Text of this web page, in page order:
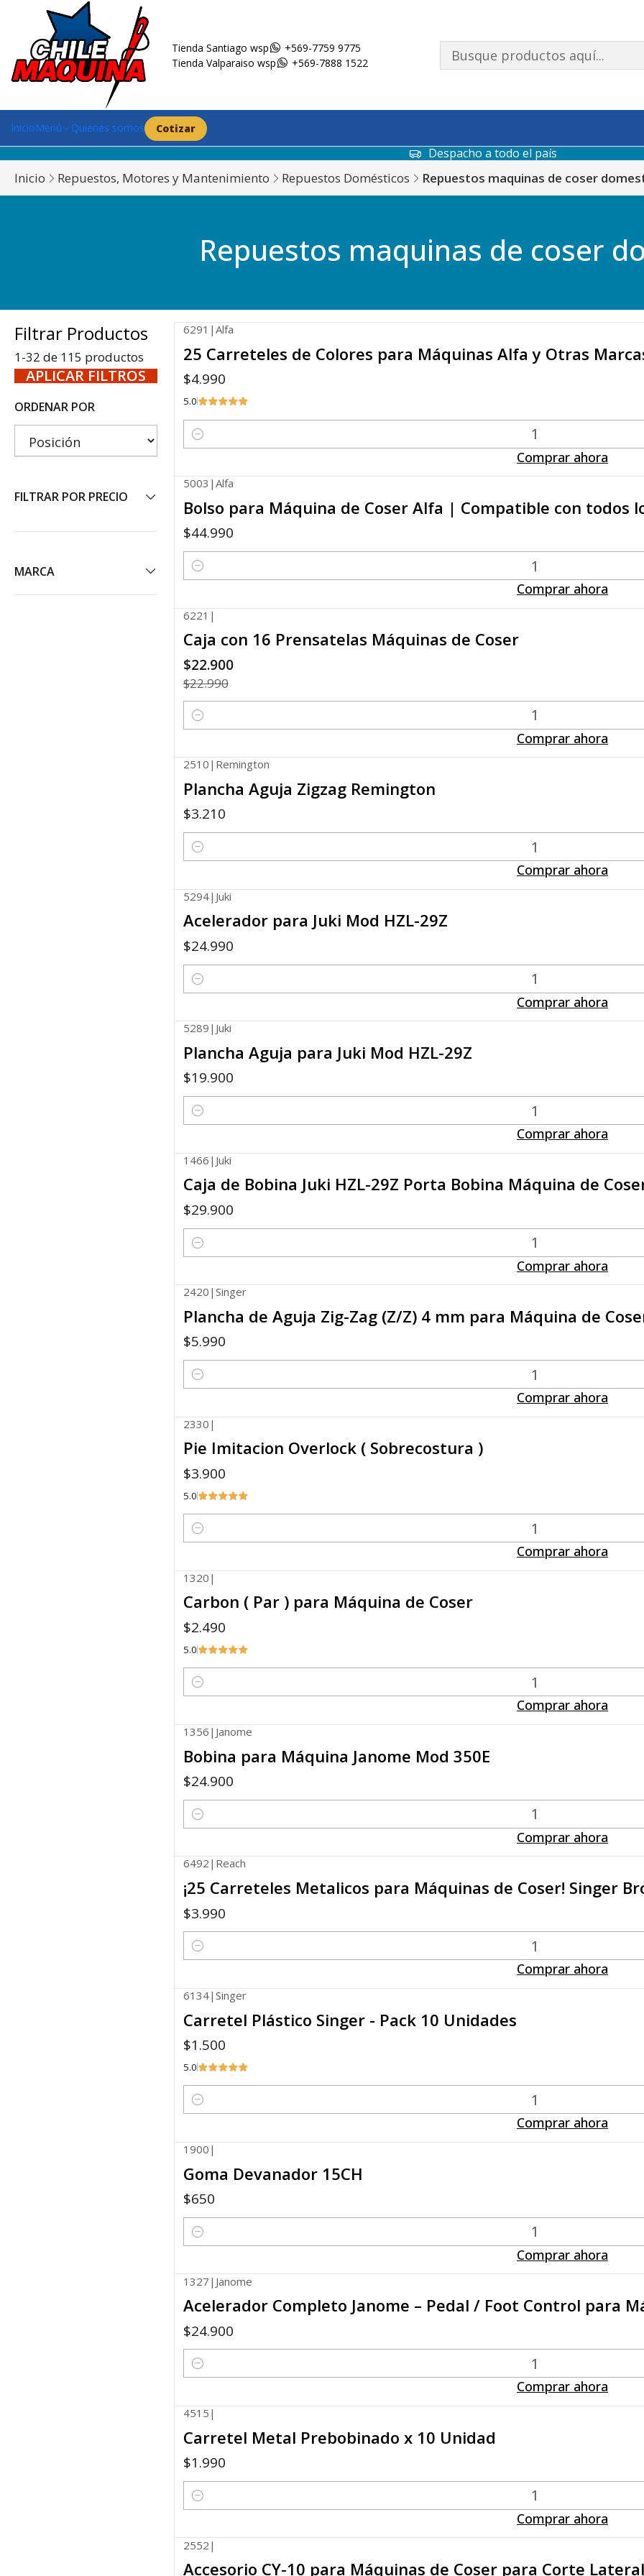
Tienda Santiago wsp
+569-7759 9775
Tienda Valparaiso wsp
+569-7888 1522
InicioMenú Quienes somos Cotizar
Despacho a todo el país
Inicio Repuestos, Motores y Mantenimiento Repuestos Domésticos Repuestos maquinas de coser
Repuestos maquinas de coser
Filtrar Productos
1-32 de 115 productos
APLICAR FILTROS
ORDENAR POR
FILTRAR POR PRECIO
MARCA
6291 | Alfa
25 Carreteles de Colores para Máquinas Alfa y Otras
$4.990
5.0
Cantidad
Comprar ahora
5003 | Alfa
Bolso para Máquina de Coser Alfa | Compatible con todos
$44.990
Cantidad
Comprar ahora
-0%
6221 |
Caja con 16 Prensatelas Máquinas de Coser
$22.900
$22.990
Cantidad
Comprar ahora
2510 | Remington
Plancha Aguja Zigzag Remington
$3.210
Cantidad
Comprar ahora
5294| Juki
Acelerador para Juki Mod HZL-29Z
$24.990
Cantidad
Comprar ahora
5289 | Juki
Plancha Aguja para Juki Mod HZL-29Z
$19.900
Cantidad
Comprar ahora
1466 | Juki
Caja de Bobina Juki HZL-29Z Porta Bobina Máquina de
$29.900
Cantidad
Comprar ahora
2420 | Singer
Plancha de Aguja Zig-Zag (Z/Z) 4 mm para Máquina de
$5.990
Cantidad
Comprar ahora
2330 |
Pie Imitacion Overlock ( Sobrecostura )
$3.900
5.0
Cantidad
Comprar ahora
1320 |
Carbon ( Par ) para Máquina de Coser
$2.490
5.0
Cantidad
Comprar ahora
1356 | Janome
Bobina para Máquina Janome Mod 350E
$24.900
Cantidad
Comprar ahora
6492 | Reach
¡25 Carreteles Metalicos para Máquinas de Coser! Singer
$3.990
Cantidad
Comprar ahora
6134| Singer
Carretel Plástico Singer - Pack 10 Unidades
$1.500
5.0
Cantidad
Comprar ahora
1900 |
Goma Devanador 15CH
$650
Cantidad
Comprar ahora
1327 | Janome
Acelerador Completo Janome – Pedal / Foot Control para
$24.900
Cantidad
Comprar ahora
4515 |
Carretel Metal Prebobinado x 10 Unidad
$1.990
Cantidad
Comprar ahora
2552 |
Accesorio CY-10 para Máquinas de Coser para Corte Lateral